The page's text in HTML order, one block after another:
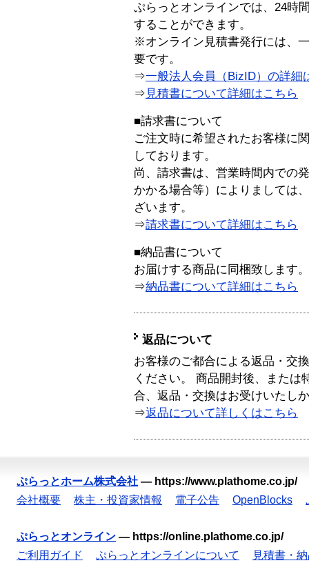
ぷらっとオンラインでは、24時
することができます。
※オンライン見積書発行には、
要です。
⇒一般法人会員（BizID）の詳細
⇒ 見積書について詳細はこちら
■請求書について
ご注文時に希望されたお客様に
しております。
尚、請求書は、営業時間内での
かかる場合等）によりましては
ざいます。
⇒請求書について詳細はこちら
■納品書について
お届けする商品に同梱致します。
⇒納品書について詳細はこちら
返品について
お客様のご都合による返品・交
ください。 商品開封後、または
合、返品・交換はお受けいたし
⇒返品について詳しくはこちら
ぷらっとホーム株式会社 — https://www.plathome.co.jp/
会社概要
株主・投資家情報 電子公告 OpenBlocks
ぷらっとオンライン — https://online.plathome.co.jp/
ご利用ガイド
ぷらっとオンラインについて
見積書・